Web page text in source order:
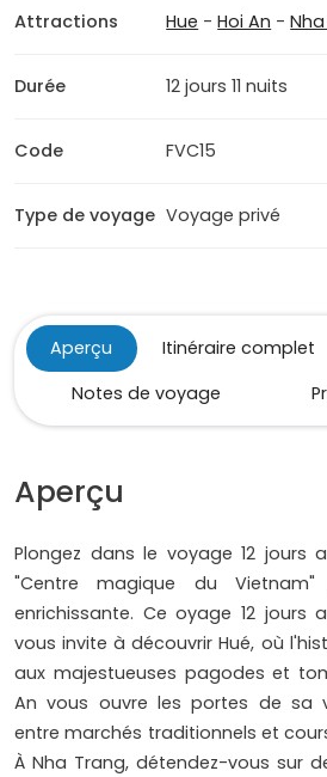
Attractions Hue -Hoi An -
Durée 12 jours 11 nuits
Code FVC15
Type de voyage Voyage privé
Aperçu Itinéraire complet
Notes de voyage
Aperçu
Plongez dans le voyage 12 jours
"Centre magique du
enrichissante. Ce oyage 12 jours
vous invite à découvrir Hué, où
aux majestueuses pagodes et
An vous ouvre les portes de sa
entre marchés traditionnels et
À Nha Trang, détendez-vous sur